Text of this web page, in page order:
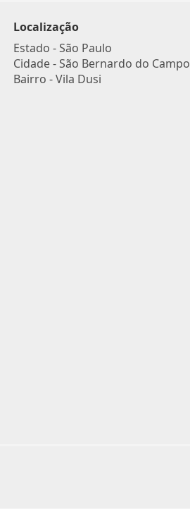
Localização
Estado -São Paulo
Cidade -São Bernardo do Campo
Bairro -Vila Dusi